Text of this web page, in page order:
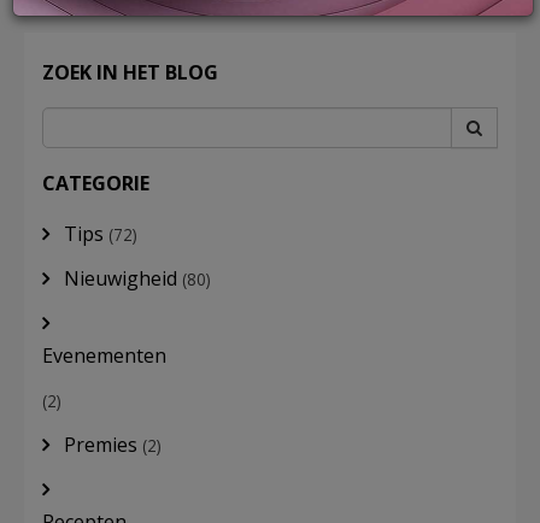
LOG
ZOEK IN HET BLOG
CATEGORIE
Tips (72)
Nieuwigheid (80)
Evenementen
(2)
Premies (2)